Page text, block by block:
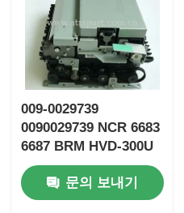
009-0029739
0090029739 NCR 6683
6687 BRM HVD-300U
청구서 검증기
문의 보내기